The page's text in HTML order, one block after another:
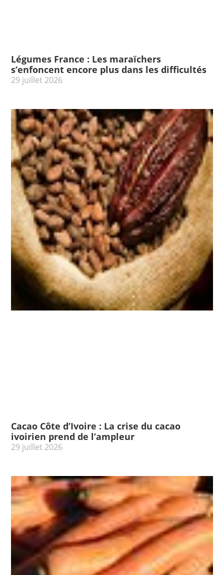
Légumes France : Les maraïchers
s’enfoncent encore plus dans les difficultés
29 juillet 2026
Cacao Côte d’Ivoire : La crise du cacao
ivoirien prend de l’ampleur
29 juillet 2026